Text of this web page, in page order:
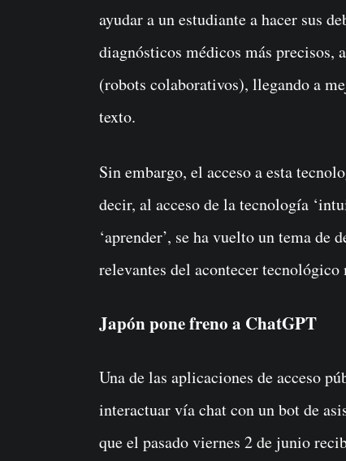
ayudar a un estudiante a hacer sus
diagnósticos médicos más precisos,
(robots colaborativos), llegando a
texto.
Sin embargo, el acceso a esta
decir, al acceso de la tecnología
‘aprender’, se ha vuelto un tema de
relevantes del acontecer tecnológico
Japón pone freno a ChatGPT
Una de las aplicaciones de acceso
interactuar vía chat con un bot de
que el pasado viernes 2 de junio